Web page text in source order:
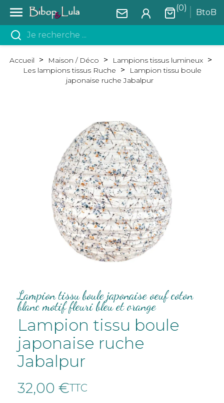
 BtoB
(0)
Accueil Maison / Déco
Lampions tissus lumineux
Les lampions tissus Ruche
Lampion tissu boule
japonaise ruche Jabalpur
Lampion tissu boule japonaise oeuf coton
blanc motif fleuri bleu et orange
Lampion tissu boule
japonaise ruche
Jabalpur
32,00 €TTC